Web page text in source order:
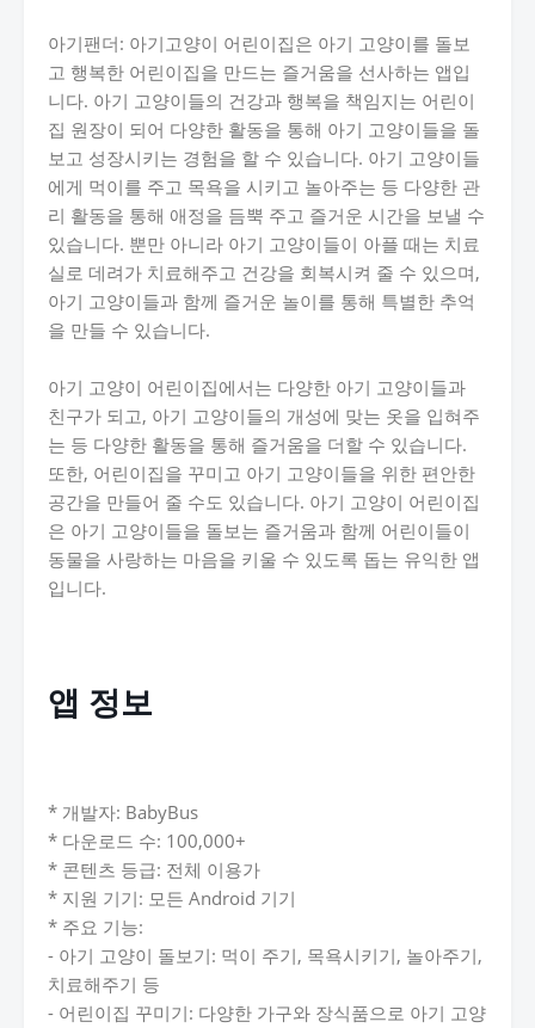
아기팬더: 아기고양이 어린이집은 아기 고양이를 돌보
고 행복한 어린이집을 만드는 즐거움을 선사하는 앱입
니다. 아기 고양이들의 건강과 행복을 책임지는 어린이
집 원장이 되어 다양한 활동을 통해 아기 고양이들을 돌
보고 성장시키는 경험을 할 수 있습니다. 아기 고양이들
에게 먹이를 주고 목욕을 시키고 놀아주는 등 다양한 관
리 활동을 통해 애정을 듬뿍 주고 즐거운 시간을 보낼 수
있습니다. 뿐만 아니라 아기 고양이들이 아플 때는 치료
실로 데려가 치료해주고 건강을 회복시켜 줄 수 있으며,
아기 고양이들과 함께 즐거운 놀이를 통해 특별한 추억
을 만들 수 있습니다.
아기 고양이 어린이집에서는 다양한 아기 고양이들과
친구가 되고, 아기 고양이들의 개성에 맞는 옷을 입혀주
는 등 다양한 활동을 통해 즐거움을 더할 수 있습니다.
또한, 어린이집을 꾸미고 아기 고양이들을 위한 편안한
공간을 만들어 줄 수도 있습니다. 아기 고양이 어린이집
은 아기 고양이들을 돌보는 즐거움과 함께 어린이들이
동물을 사랑하는 마음을 키울 수 있도록 돕는 유익한 앱
입니다.
앱 정보
* 개발자: BabyBus
* 다운로드 수: 100,000+
* 콘텐츠 등급: 전체 이용가
* 지원 기기: 모든 Android 기기
* 주요 기능:
- 아기 고양이 돌보기: 먹이 주기, 목욕시키기, 놀아주기,
치료해주기 등
- 어린이집 꾸미기: 다양한 가구와 장식품으로 아기 고양